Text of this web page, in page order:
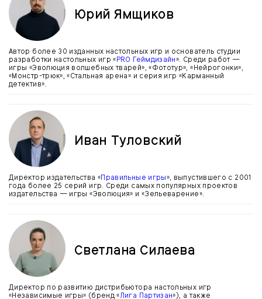
Юрий Ямщиков
Автор более 30 изданных настольных игр и основатель студии
разработки настольных игр «PRO Геймдизайн». Среди работ —
игры «Эволюция волшебных тварей», «Фототур», «Нейрогонки»,
«Монстр-трюк», «Стальная арена» и серия игр «Карманный
детектив».
Иван Туловский
Директор издательства «Правильные игры», выпустившего с 2001
года более 25 серий игр. Среди самых популярных проектов
издательства — игры «Эволюция» и «Зельеварение».
Светлана Силаева
Директор по развитию дистрибьютора настольных игр
«Независимые игры» (бренд «Лига Партизан»), а также